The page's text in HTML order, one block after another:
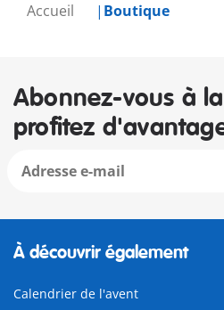
Accueil Boutique
Abonnez-vous à
profitez
À découvrir également
Calendrier de l'avent